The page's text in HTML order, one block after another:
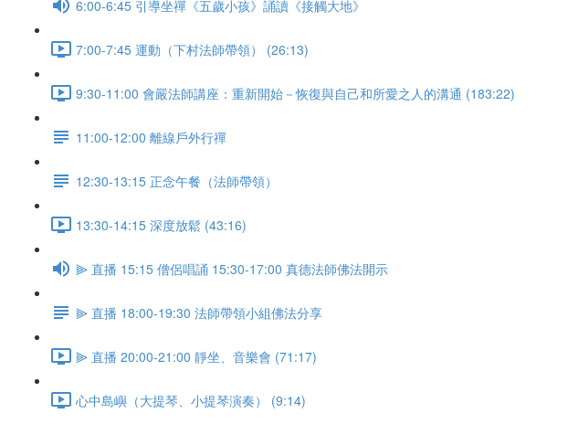
6:00-6:45 引導坐禪《五歲小孩》誦讀《接觸大地》
7:00-7:45 運動（下村法師帶領） (26:13)
9:30-11:00 會嚴法師講座：重新開始－恢復與自己和所愛之人的溝通 (183:22)
11:00-12:00 離線戶外行禪
12:30-13:15 正念午餐（法師帶領）
13:30-14:15 深度放鬆 (43:16)
⫸ 直播 15:15 僧侶唱誦 15:30-17:00 真德法師佛法開示
⫸ 直播 18:00-19:30 法師帶領小組佛法分享
⫸ 直播 20:00-21:00 靜坐、音樂會 (71:17)
心中島嶼（大提琴、小提琴演奏） (9:14)